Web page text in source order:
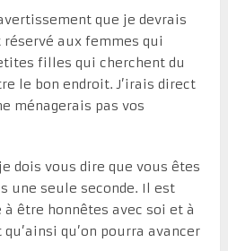
que je devrais
réservé aux femmes qui
filles qui cherchent du
le bon endroit. J’irais direct
ménagerais pas vos
dois vous dire que vous êtes
une seule seconde. Il est
à être honnêtes avec soi et à
qu’ainsi qu’on pourra avancer